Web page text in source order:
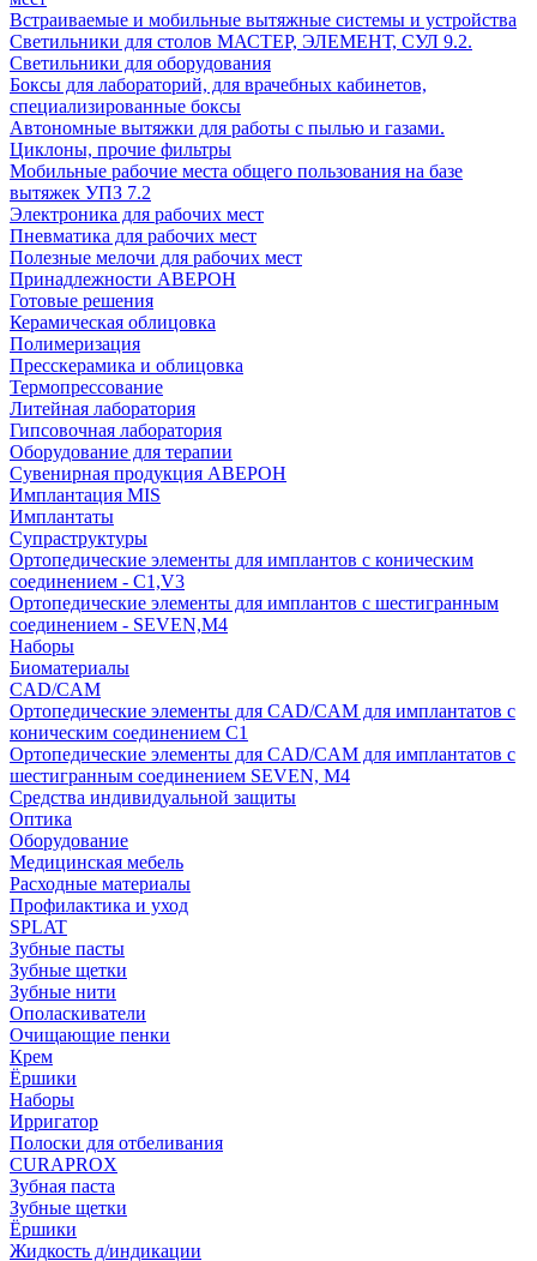
Встраиваемые и мобильные вытяжные системы и устройства
Светильники для столов МАСТЕР, ЭЛЕМЕНТ, СУЛ 9.2.
Светильники для оборудования
Боксы для лабораторий, для врачебных кабинетов,
специализированные боксы
Автономные вытяжки для работы с пылью и газами.
Циклоны, прочие фильтры
Мобильные рабочие места общего пользования на базе
вытяжек УПЗ 7.2
Электроника для рабочих мест
Пневматика для рабочих мест
Полезные мелочи для рабочих мест
Принадлежности АВЕРОН
Готовые решения
Керамическая облицовка
Полимеризация
Пресскерамика и облицовка
Термопрессование
Литейная лаборатория
Гипсовочная лаборатория
Оборудование для терапии
Сувенирная продукция АВЕРОН
Имплантация MIS
Имплантаты
Супраструктуры
Ортопедические элементы для имплантов с коническим
соединением - C1,V3
Ортопедические элементы для имплантов с шестигранным
соединением - SEVEN,M4
Наборы
Биоматериалы
CAD/CAM
Ортопедические элементы для CAD/CAM для имплантатов с
коническим соединением С1
Ортопедические элементы для CAD/CAM для имплантатов с
шестигранным соединением SEVEN, М4
Средства индивидуальной защиты
Оптика
Оборудование
Медицинская мебель
Расходные материалы
Профилактика и уход
SPLAT
Зубные пасты
Зубные щетки
Зубные нити
Ополаскиватели
Очищающие пенки
Крем
Ёршики
Наборы
Ирригатор
Полоски для отбеливания
CURAPROX
Зубная паста
Зубные щетки
Ёршики
Жидкость д/индикации